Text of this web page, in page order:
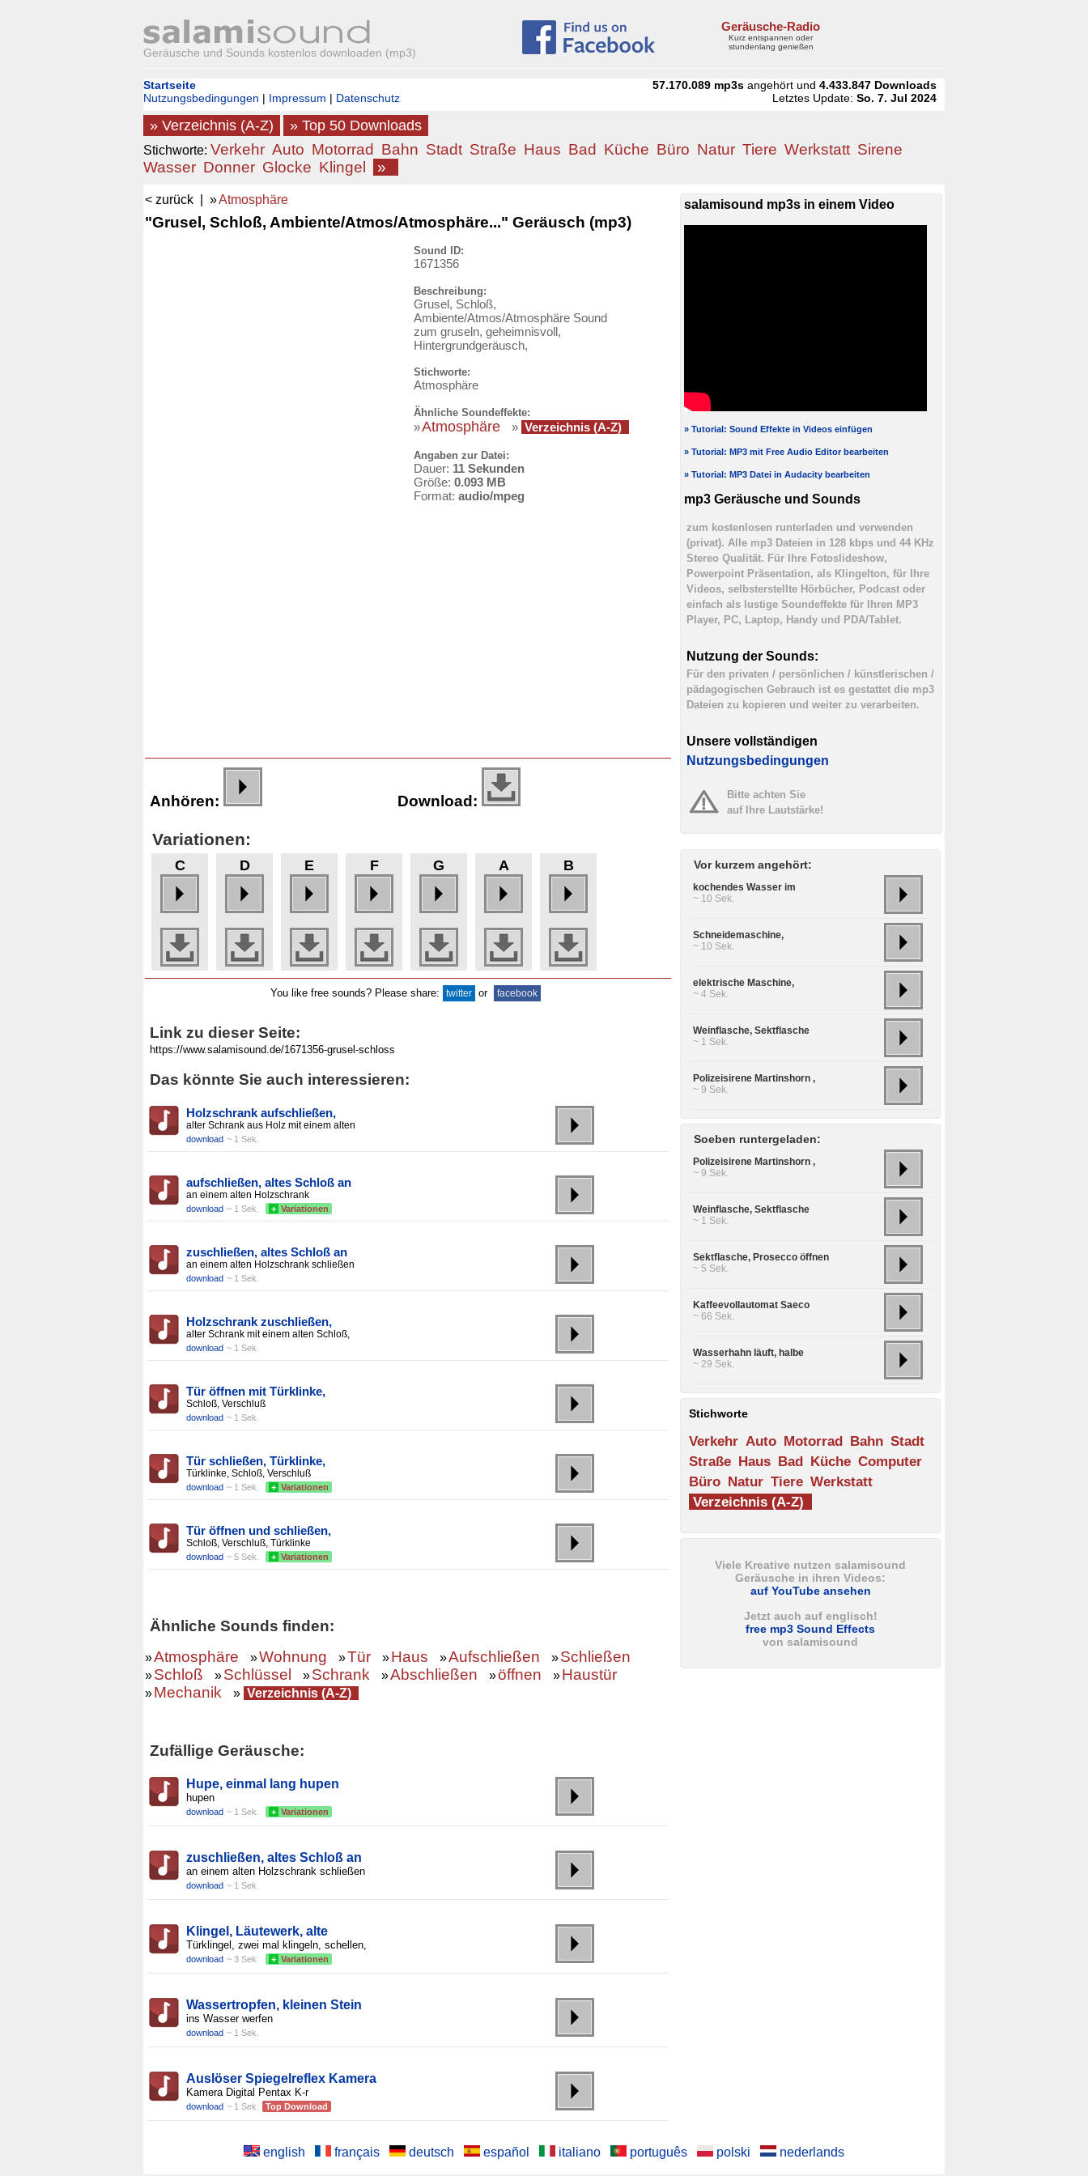
Geräusche und Sounds kostenlos downloaden (mp3)
Geräusche-Radio
Kurz entspannen oder
stundenlang genießen
Startseite
Nutzungsbedingungen | Impressum | Datenschutz
57.170.089 mp3s angehört und4.433.847 Downloads
Letztes Update:So. 7. Jul 2024
» Verzeichnis (A-Z) » Top 50 Downloads
Stichworte: Verkehr Auto Motorrad Bahn Stadt Straße Haus Bad Küche Büro Natur Tiere Werkstatt Sirene
Wasser Donner Glocke Klingel »
< zurück | »Atmosphäre
"Grusel, Schloß, Ambiente/Atmos/Atmosphäre..." Geräusch (mp3)
Sound ID:
1671356
Beschreibung:
Grusel, Schloß,
Ambiente/Atmos/Atmosphäre Sound
zum gruseln, geheimnisvoll,
Hintergrundgeräusch,
Stichworte:
Atmosphäre
Ähnliche Soundeffekte:
»Atmosphäre » Verzeichnis (A-Z)
Angaben zur Datei:
Dauer: 11 Sekunden
Größe: 0.093 MB
Format: audio/mpeg
Anhören: Download:
Variationen:
C D E F G A B
You like free sounds? Please share: twitter or facebook
Link zu dieser Seite:
Das könnte Sie auch interessieren:
Holzschrank aufschließen,
alter Schrank aus Holz mit einem alten
download ~ 1 Sek.
aufschließen, altes Schloß an
an einem alten Holzschrank
download ~ 1 Sek. + Variationen
zuschließen, altes Schloß an
an einem alten Holzschrank schließen
download ~ 1 Sek.
Holzschrank zuschließen,
alter Schrank mit einem alten Schloß,
download ~ 1 Sek.
Tür öffnen mit Türklinke,
Schloß, Verschluß
download ~ 1 Sek.
Tür schließen, Türklinke,
Türklinke, Schloß, Verschluß
download ~ 1 Sek. + Variationen
Tür öffnen und schließen,
Schloß, Verschluß, Türklinke
download ~ 5 Sek. + Variationen
Ähnliche Sounds finden:
»Atmosphäre »Wohnung »Tür »Haus »Aufschließen »Schließen
»Schloß »Schlüssel »Schrank »Abschließen »öffnen »Haustür
»Mechanik » Verzeichnis (A-Z)
Zufällige Geräusche:
Hupe, einmal lang hupen
hupen
download ~ 1 Sek. + Variationen
zuschließen, altes Schloß an
an einem alten Holzschrank schließen
download ~ 1 Sek.
Klingel, Läutewerk, alte
Türklingel, zwei mal klingeln, schellen,
download ~ 3 Sek. + Variationen
Wassertropfen, kleinen Stein
ins Wasser werfen
download ~ 1 Sek.
Auslöser Spiegelreflex Kamera
Kamera Digital Pentax K-r
download ~ 1 Sek. Top Download
salamisound mp3s in einem Video
» Tutorial: Sound Effekte in Videos einfügen
» Tutorial: MP3 mit Free Audio Editor bearbeiten
» Tutorial: MP3 Datei in Audacity bearbeiten
mp3 Geräusche und Sounds
zum kostenlosen runterladen und verwenden
(privat). Alle mp3 Dateien in 128 kbps und 44 KHz
Stereo Qualität. Für Ihre Fotoslideshow,
Powerpoint Präsentation, als Klingelton, für Ihre
Videos, selbsterstellte Hörbücher, Podcast oder
einfach als lustige Soundeffekte für Ihren MP3
Player, PC, Laptop, Handy und PDA/Tablet.
Nutzung der Sounds:
Für den privaten / persönlichen / künstlerischen /
pädagogischen Gebrauch ist es gestattet die mp3
Dateien zu kopieren und weiter zu verarbeiten.
Unsere vollständigen
Nutzungsbedingungen
Bitte achten Sie
auf Ihre Lautstärke!
Vor kurzem angehört:
kochendes Wasser im
~ 10 Sek.
Schneidemaschine,
~ 10 Sek.
elektrische Maschine,
~ 4 Sek.
Weinflasche, Sektflasche
~ 1 Sek.
Polizeisirene Martinshorn ,
~ 9 Sek.
Soeben runtergeladen:
Polizeisirene Martinshorn ,
~ 9 Sek.
Weinflasche, Sektflasche
~ 1 Sek.
Sektflasche, Prosecco öffnen
~ 5 Sek.
Kaffeevollautomat Saeco
~ 66 Sek.
Wasserhahn läuft, halbe
~ 29 Sek.
Stichworte
Verkehr Auto Motorrad Bahn Stadt
Straße Haus Bad Küche Computer
Büro Natur Tiere Werkstatt
Verzeichnis (A-Z)
Viele Kreative nutzen salamisound
Geräusche in ihren Videos:
auf YouTube ansehen
Jetzt auch auf englisch!
free mp3 Sound Effects
von salamisound
english français deutsch español italiano português polski nederlands